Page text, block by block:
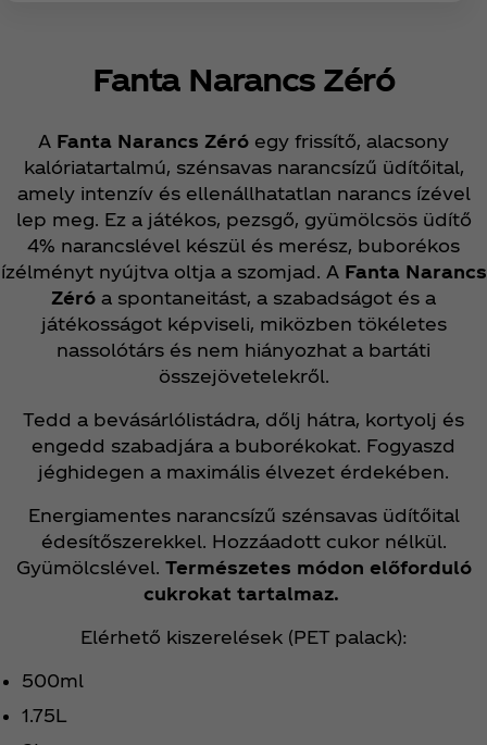
Fanta Narancs Zéró
A Fanta Narancs Zéró egy frissítő, alacsony
kalóriatartalmú, szénsavas narancsízű üdítőital,
amely intenzív és ellenállhatatlan narancs ízével
lep meg. Ez a játékos, pezsgő, gyümölcsös üdítő
4% narancslével készül és merész, buborékos
ízélményt nyújtva oltja a szomjad. A Fanta Narancs
Zéró a spontaneitást, a szabadságot és a
játékosságot képviseli, miközben tökéletes
nassolótárs és nem hiányozhat a bartáti
összejövetelekről.
Tedd a bevásárlólistádra, dőlj hátra, kortyolj és
engedd szabadjára a buborékokat. Fogyaszd
jéghidegen a maximális élvezet érdekében.
Energiamentes narancsízű szénsavas üdítőital
édesítőszerekkel. Hozzáadott cukor nélkül.
Gyümölcslével. Természetes módon előforduló
cukrokat tartalmaz.
Elérhető kiszerelések (PET palack):
500ml
1.75L